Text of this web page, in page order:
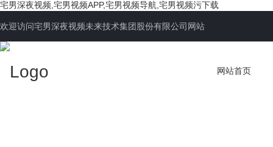
宅男深夜视频,宅男视频APP,宅男视频导航,宅男视频污下载
欢迎访问宅男深夜视频未来技术集团股份有限公司网站
网站首页